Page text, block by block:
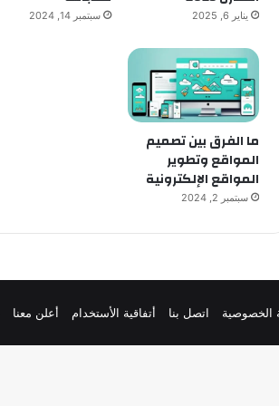
يناير 6, 2025 سبتمبر 14, 2024
ما الفرق بين تصميم
المواقع وتطوير
المواقع الإلكترونية
سبتمبر 2, 2024
الخصوصية اتصل بنا أتفاقية الأستخدام أعلن معنا